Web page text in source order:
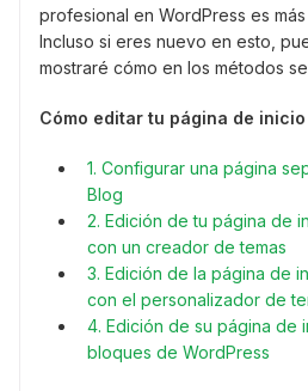
profesional en WordPress es
Incluso si eres nuevo en esto,
mostraré cómo en los métodos
Cómo editar tu página de inicio
1. Configurar una página
Blog
2. Edición de tu página de
con un creador de temas
3. Edición de la página de
con el personalizador de
4. Edición de su página de
bloques de WordPress